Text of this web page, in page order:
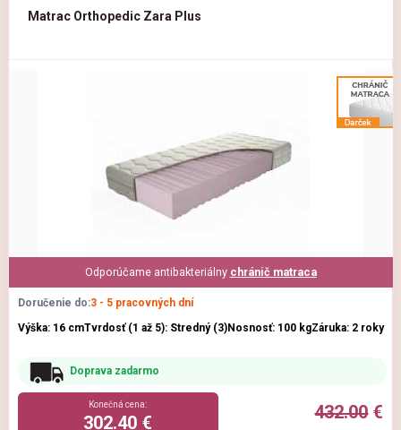
Matrac Orthopedic Zara Plus
Odporúčame antibakteriálny chránič matraca
Doručenie do:3 - 5 pracovných dní
Výška: 16 cmTvrdosť (1 až 5): Stredný (3)Nosnosť: 100 kgZáruka: 2 roky
Doprava zadarmo
432.00€
Konečná cena:
302.40 €